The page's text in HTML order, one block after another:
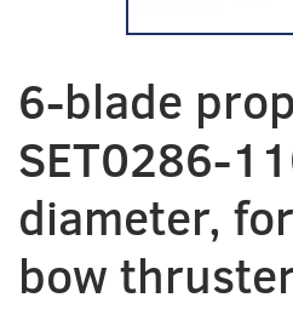
6-blade
SET0286-
diameter,
bow